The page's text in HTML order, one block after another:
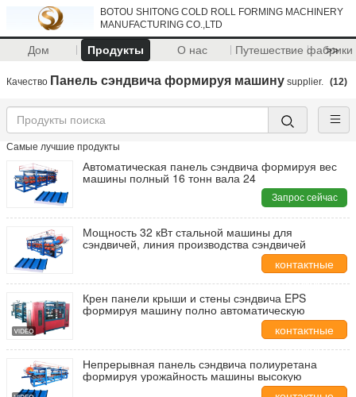
BOTOU SHITONG COLD ROLL FORMING MACHINERY
MANUFACTURING CO.,LTD
Дом Продукты О нас Путешествие фабрики
>>
Качество Панель сэндвича формируя машину supplier. (12)
Самые лучшие продукты
Автоматическая панель сэндвича формируя вес
машины полный 16 тонн вала 24
Запрос сейчас
Мощность 32 кВт стальной машины для
сэндвичей, линия производства сэндвичей
контактные
данные
Крен панели крыши и стены сэндвича EPS
формируя машину полно автоматическую
контактные
данные
Непрерывная панель сэндвича полиуретана
формируя урожайность машины высокую